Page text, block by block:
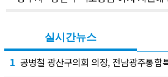
실시간뉴스
1 공병철 광산구의회 의장, 전남광주통합특별시 시·